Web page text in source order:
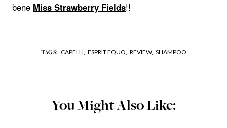
bene Miss Strawberry Fields!!
TAGS: CAPELLI, ESPRIT EQUO, REVIEW, SHAMPOO
You Might Also Like: